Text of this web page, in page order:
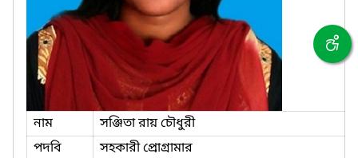
নাম
সঞ্জিতা রায় চৌধুরী
পদবি
সহকারী প্রোগ্রামার